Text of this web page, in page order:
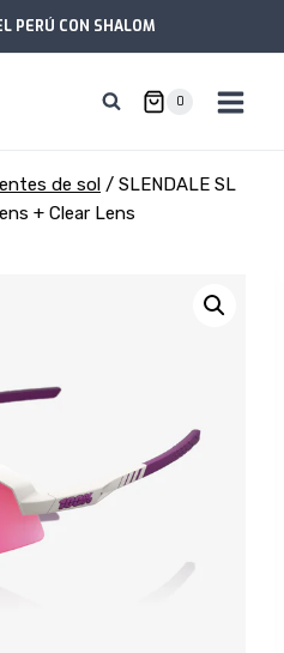
PERÚ CON SHALOM
0
de sol / SLENDALE SL
+ Clear Lens